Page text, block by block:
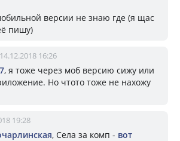
версии не знаю где (я щас
пишу)
14.12.2018 16:26
, я тоже через моб версию сижу или
Но чтото тоже не нахожу
19:28
, Села за комп - вот